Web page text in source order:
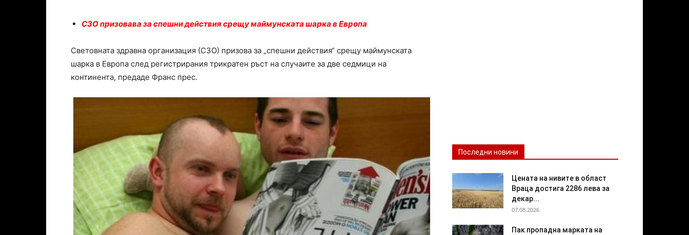
СЗО призовава за спешни действия срещу маймунската шарка в Европа
Световната здравна организация (СЗО) призова за „спешни действия“ срещу маймунската
шарка в Европа след регистрирания трикратен ръст на случаите за две седмици на
континента, предаде Франс прес.
Последни новини
Цената на нивите в област
Враца достига 2286 лева за
декар...
07.08.2026
Пак пропадна марката на